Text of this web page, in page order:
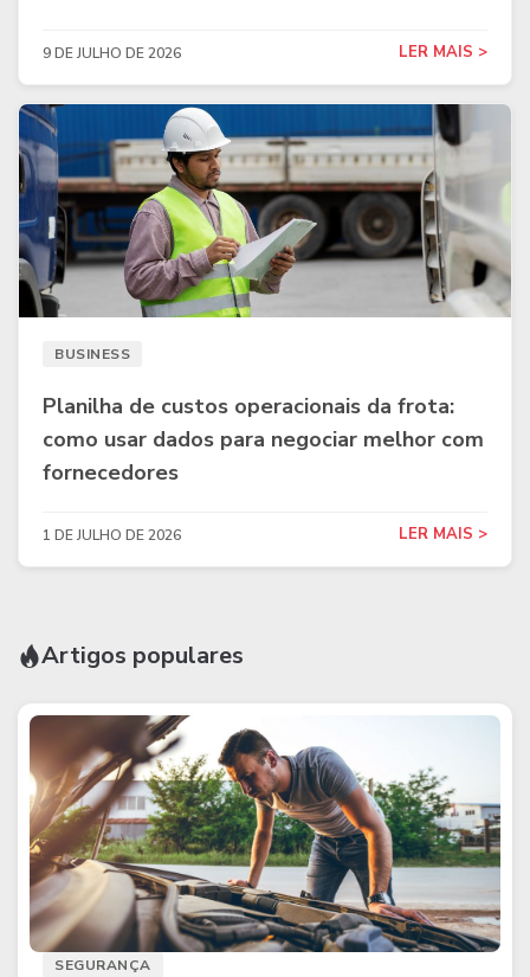
9 DE JULHO DE 2026 LER MAIS >
BUSINESS
Planilha de custos operacionais da frota:
como usar dados para negociar melhor com
fornecedores
1 DE JULHO DE 2026 LER MAIS >
Artigos populares
SEGURANÇA